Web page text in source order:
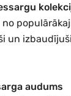
un
audums